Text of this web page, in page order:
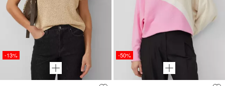
-13% -50%